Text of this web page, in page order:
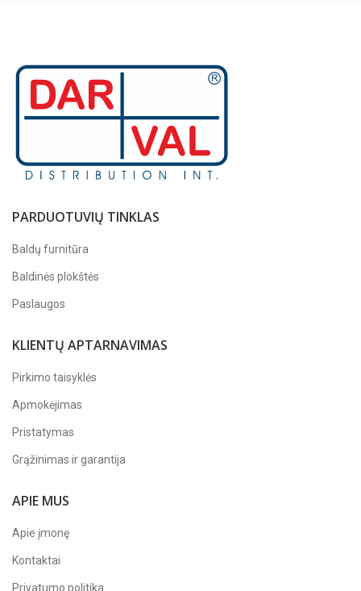
PARDUOTUVIŲ TINKLAS
Baldų furnitūra
Baldinės plokštės
Paslaugos
KLIENTŲ APTARNAVIMAS
Pirkimo taisyklės
Apmokėjimas
Pristatymas
Grąžinimas ir garantija
APIE MUS
Apie įmonę
Kontaktai
Privatumo politika